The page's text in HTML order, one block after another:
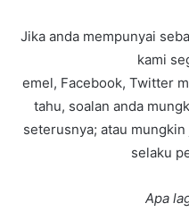
Jika anda mempunyai
kami
emel, Facebook, Twitter
tahu, soalan anda
seterusnya; atau
selaku
Apa